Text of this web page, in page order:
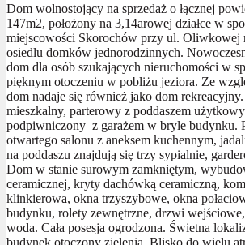
Dom wolnostojący na sprzedaż o łącznej
147m2, położony na 3,14arowej działce w
miejscowości Skorochów przy ul. Oliwkowej
osiedlu domków jednorodzinnych.
dom dla osób szukających nieruchomości w
pięknym otoczeniu w pobliżu jeziora. Ze
dom nadaje się również jako dom
mieszkalny, parterowy z poddaszem
podpiwniczony z garażem w bryle budynku.
otwartego salonu z aneksem kuchennym,
na poddaszu znajdują się trzy sypialnie,
Dom w stanie surowym zamkniętym,
ceramicznej, kryty dachówką ceramiczną,
klinkierowa, okna trzyszybowe, okna
budynku, rolety zewnętrzne, drzwi
woda. Cała posesja ogrodzona. Świetna
budynek otoczony zielenią. Blisko do wielu